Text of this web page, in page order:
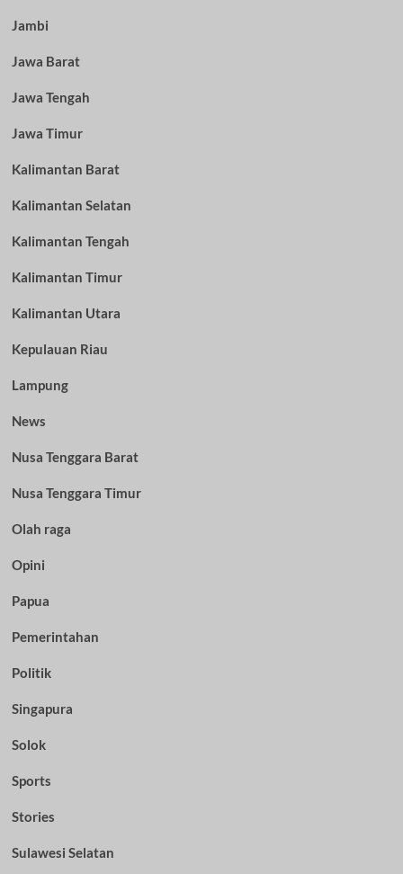
Jambi
Jawa Barat
Jawa Tengah
Jawa Timur
Kalimantan Barat
Kalimantan Selatan
Kalimantan Tengah
Kalimantan Timur
Kalimantan Utara
Kepulauan Riau
Lampung
News
Nusa Tenggara Barat
Nusa Tenggara Timur
Olah raga
Opini
Papua
Pemerintahan
Politik
Singapura
Solok
Sports
Stories
Sulawesi Selatan